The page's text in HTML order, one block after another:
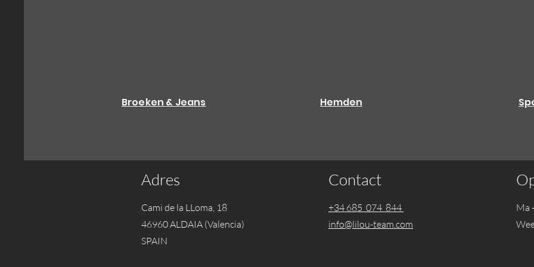
Broeken & Jeans Hemden
Adres
Cami de la LLoma, 18
46960 ALDAIA (Valencia)
SPAIN
Contact
+34 685 074 844
info@lilou-team.com
Ma